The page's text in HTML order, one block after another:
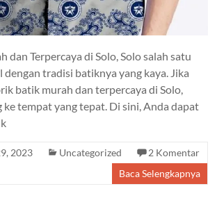
dan Terpercaya di Solo, Solo salah satu
dengan tradisi batiknya yang kaya. Jika
batik murah dan terpercaya di Solo,
tempat yang tepat. Di sini, Anda dapat
2023 Uncategorized
2 Komentar
Baca Selengkapnya